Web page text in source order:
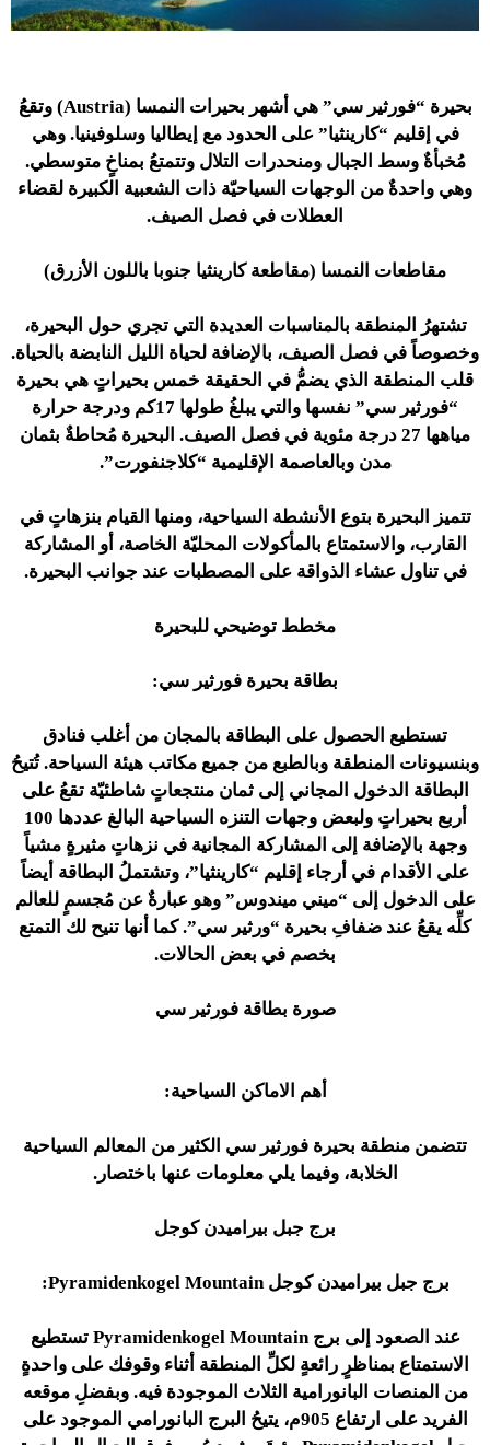
بحيرة “فورثير سي” هي أشهر بحيرات النمسا (Austria) وتقعُ
في إقليم “كارينثيا” على الحدود مع إيطاليا وسلوفينيا. وهي
مُخبأةٌ وسط الجبال ومنحدرات التلال وتتمتعُ بمناخٍ متوسطي.
وهي واحدةٌ من الوجهات السياحيّة ذات الشعبية الكبيرة لقضاء
العطلات في فصل الصيف.
مقاطعات النمسا (مقاطعة كارينثيا جنوبا باللون الأزرق)
تشتهرُ المنطقة بالمناسبات العديدة التي تجري حول البحيرة،
وخصوصاً في فصل الصيف، بالإضافة لحياة الليل النابضة بالحياة.
قلب المنطقة الذي يضمُّ في الحقيقة خمس بحيراتٍ هي بحيرة
“فورثير سي” نفسها والتي يبلغُ طولها 17كم ودرجة حرارة
مياهها 27 درجة مئوية في فصل الصيف. البحيرة مُحاطةٌ بثمان
مدن وبالعاصمة الإقليمية “كلاجنفورت”.
تتميز البحيرة بتوع الأنشطة السياحية، ومنها القيام بنزهاتٍ في
القارب، والاستمتاع بالمأكولات المحليّة الخاصة، أو المشاركة
في تناول عشاء الذواقة على المصطبات عند جوانب البحيرة.
مخطط توضيحي للبحيرة
بطاقة بحيرة فورثير سي:
تستطيع الحصول على البطاقة بالمجان من أغلب فنادق
وبنسيونات المنطقة وبالطبع من جميع مكاتب هيئة السياحة. تُتيحُ
البطاقة الدخول المجاني إلى ثمان منتجعاتٍ شاطئيّة تقعُ على
أربع بحيراتٍ ولبعض وجهات التنزه السياحية البالغ عددها 100
وجهة بالإضافة إلى المشاركة المجانية في نزهاتٍ مثيرةٍ مشياً
على الأقدام في أرجاء إقليم “كارينثيا”، وتشتملُ البطاقة أيضاً
على الدخول إلى “ميني ميندوس” وهو عبارةٌ عن مُجسمٍ للعالم
كلِّه يقعُ عند ضفافِ بحيرة “ورثير سي”. كما أنها تنيح لك التمتع
بخصم في بعض الحالات.
صورة بطاقة فورثير سي
أهم الاماكن السياحية:
تتضمن منطقة بحيرة فورثير سي الكثير من المعالم السياحية
الخلابة، وفيما يلي معلومات عنها باختصار.
برج جبل بيراميدن كوجل
برج جبل بيراميدن كوجل Pyramidenkogel Mountain:
عند الصعود إلى برج Pyramidenkogel Mountain تستطيع
الاستمتاع بمناظرٍ رائعةٍ لكلِّ المنطقة أثناء وقوفك على واحدةٍ
من المنصات البانورامية الثلاث الموجودة فيه. وبفضلِ موقعه
الفريد على ارتفاع 905م، يتيحُ البرج البانورامي الموجود على